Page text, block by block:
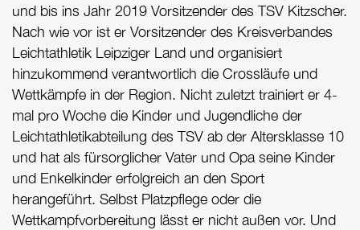
und bis ins Jahr 2019 Vorsitzender des TSV Kitzscher.
Nach wie vor ist er Vorsitzender des Kreisverbandes
Leichtathletik Leipziger Land und organisiert
hinzukommend verantwortlich die Crossläufe und
Wettkämpfe in der Region. Nicht zuletzt trainiert er 4-
mal pro Woche die Kinder und Jugendliche der
Leichtathletikabteilung des TSV ab der Altersklasse 10
und hat als fürsorglicher Vater und Opa seine Kinder
und Enkelkinder erfolgreich an den Sport
herangeführt. Selbst Platzpflege oder die
Wettkampfvorbereitung lässt er nicht außen vor. Und